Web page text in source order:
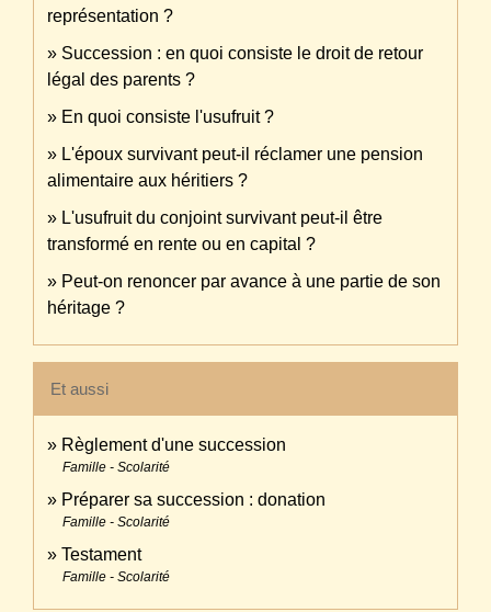
représentation ?
Succession : en quoi consiste le droit de retour
légal des parents ?
En quoi consiste l'usufruit ?
L'époux survivant peut-il réclamer une pension
alimentaire aux héritiers ?
L'usufruit du conjoint survivant peut-il être
transformé en rente ou en capital ?
Peut-on renoncer par avance à une partie de son
héritage ?
Et aussi
Règlement d'une succession
Famille - Scolarité
Préparer sa succession : donation
Famille - Scolarité
Testament
Famille - Scolarité